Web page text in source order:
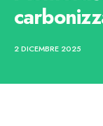
2 DICEMBRE 2025